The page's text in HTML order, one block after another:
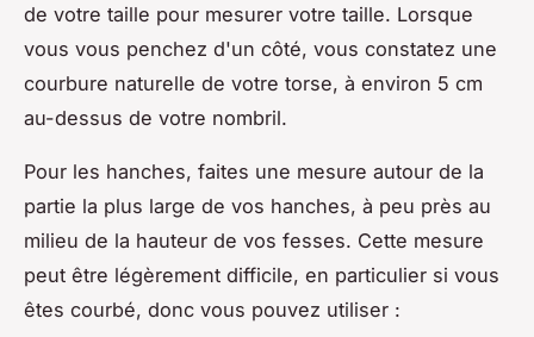
de votre taille pour mesurer votre taille. Lorsque
vous vous penchez d'un côté, vous constatez une
courbure naturelle de votre torse, à environ 5 cm
au-dessus de votre nombril.
Pour les hanches, faites une mesure autour de la
partie la plus large de vos hanches, à peu près au
milieu de la hauteur de vos fesses. Cette mesure
peut être légèrement difficile, en particulier si vous
êtes courbé, donc vous pouvez utiliser :